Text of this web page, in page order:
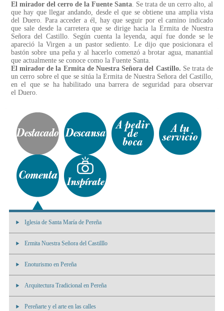
El mirador del cerro de la Fuente Santa. Se trata de un cerro alto, al
que hay que llegar andando, desde el que se obtiene una amplia vista
del Duero. Para acceder a él, hay que seguir por el camino indicado
que sale desde la carretera que se dirige hacia la Ermita de Nuestra
Señora del Castillo. Según cuenta la leyenda, aquí fue donde se le
apareció la Virgen a un pastor sediento. Le dijo que posicionara el
bastón sobre una peña y al hacerlo comenzó a brotar agua, manantial
que actualmente se conoce como la Fuente Santa.
El mirador de la Ermita de Nuestra Señora del Castillo. Se trata de
un cerro sobre el que se sitúa la Ermita de Nuestra Señora del Castillo,
en el que se ha habilitado una barrera de seguridad para observar
el Duero.
Iglesia de Santa María de Pereña
Ermita Nuestra Señora del Castilllo
Enoturismo en Pereña
Arquitectura Tradicional en Pereña
Pereñarte y el arte en las calles